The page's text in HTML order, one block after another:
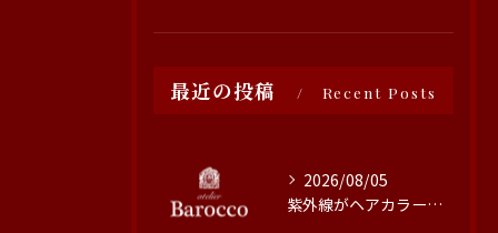
最近の投稿 Recent Posts
2026/08/05
紫外線がヘアカラーに与える影響と対策